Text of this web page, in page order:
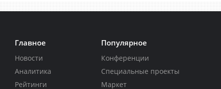
Главное
Новости
Аналитика
Рейтинги
Популярное
Конференции
Специальные проекты
Маркет